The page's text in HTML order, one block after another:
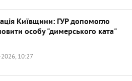
Київщини: ГУР допомогло
особу "димерського ката"
10:27